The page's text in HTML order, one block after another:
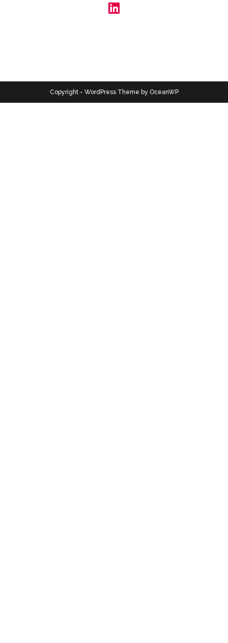
Copyright - WordPress Theme by OceanWP